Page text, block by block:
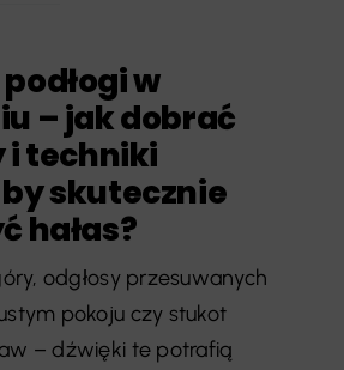
w
– jak dobrać
i techniki
skutecznie
hałas?
odgłosy przesuwanych
pokoju czy stukot
– dźwięki te potrafią